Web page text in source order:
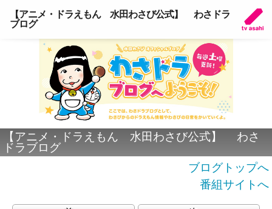
【アニメ・ドラえもん 水田わさび公式】 わさドラ
ブログ
【アニメ・ドラえもん 水田わさび公式】 わさ
ドラブログ
ブログトップへ
番組サイトへ